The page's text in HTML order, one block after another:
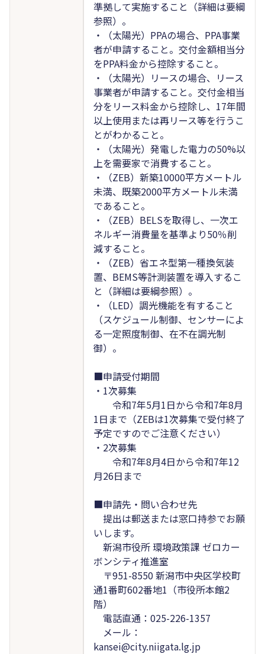
準拠して実施すること（詳細は要綱
参照）。
・（太陽光）PPAの場合、PPA事業
者が申請すること。交付金額相当分
をPPA料金から控除すること。
・（太陽光）リースの場合、リース
事業者が申請すること。交付金相当
分をリース料金から控除し、17年間
以上使用または再リース等を行うこ
とがわかること。
・（太陽光）発電した電力の50%以
上を需要家で消費すること。
・（ZEB）新築10000平方メートル
未満、既築2000平方メートル未満
であること。
・（ZEB）BELSを取得し、一次エ
ネルギー消費量を基準より50％削
減すること。
・（ZEB）省エネ型第一種換気装
置、BEMS等計測装置を導入するこ
と（詳細は要綱参照）。
・（LED）調光機能を有すること
（スケジュール制御、センサーによ
る一定照度制御、在不在調光制
御）。
■申請受付期間
・1次募集
令和7年5月1日から令和7年8月
1日まで（ZEBは1次募集で受付終了
予定ですのでご注意ください）
・2次募集
令和7年8月4日から令和7年12
月26日まで
■申請先・問い合わせ先
提出は郵送または窓口持参でお願
いします。
新潟市役所 環境政策課 ゼロカー
ボンシティ推進室
〒951-8550 新潟市中央区学校町
通1番町602番地1（市役所本館2
階）
電話直通：025-226-1357
メール：
kansei@city.niigata.lg.jp